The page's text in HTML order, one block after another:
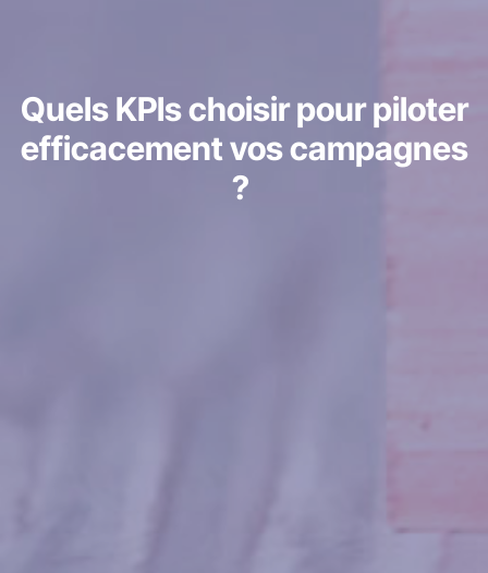
Quels KPIs choisir pour piloter
efficacement vos campagnes
?